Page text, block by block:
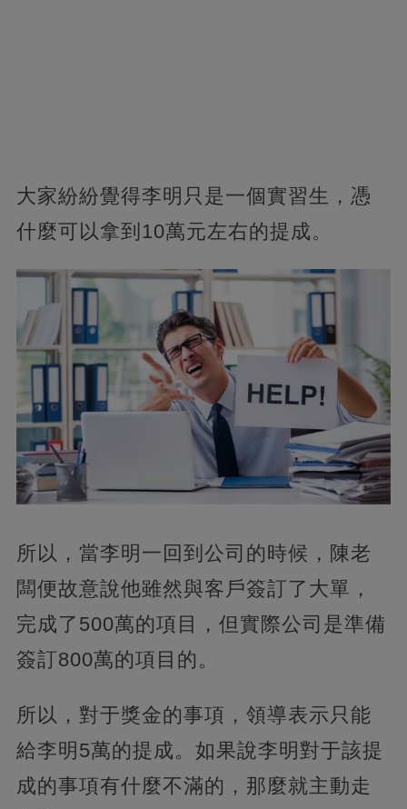
大家紛紛覺得李明只是一個實習生，憑
什麼可以拿到10萬元左右的提成。
所以，當李明一回到公司的時候，陳老
闆便故意說他雖然與客戶簽訂了大單，
完成了500萬的項目，但實際公司是準備
簽訂800萬的項目的。
所以，對于獎金的事項，領導表示只能
給李明5萬的提成。如果說李明對于該提
成的事項有什麼不滿的，那麼就主動走